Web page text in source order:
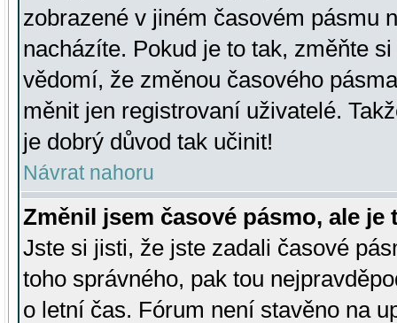
zobrazené v jiném časovém pásmu
nacházíte. Pokud je to tak, změňte
vědomí, že změnou časového
měnit jen registrovaní uživatelé.
je dobrý důvod tak učinit!
Návrat nahoru
Změnil jsem časové pásmo, ale je
Jste si jisti, že jste zadali časové
toho správného, pak tou
o letní čas. Fórum není stavěno na